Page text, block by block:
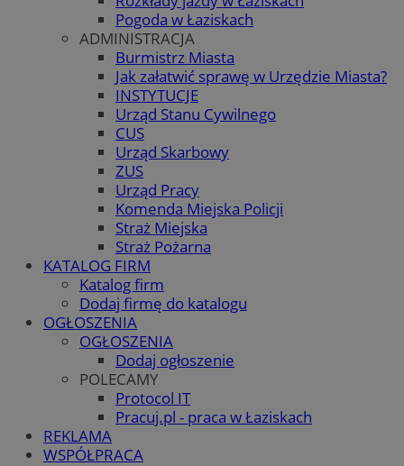
Pogoda w Łaziskach
ADMINISTRACJA
Burmistrz Miasta
Jak załatwić sprawę w Urzędzie Miasta?
INSTYTUCJE
Urząd Stanu Cywilnego
CUS
Urząd Skarbowy
ZUS
Urząd Pracy
Komenda Miejska Policji
Straż Miejska
Straż Pożarna
KATALOG FIRM
Katalog firm
Dodaj firmę do katalogu
OGŁOSZENIA
OGŁOSZENIA
Dodaj ogłoszenie
POLECAMY
Protocol IT
Pracuj.pl - praca w Łaziskach
REKLAMA
WSPÓŁPRACA